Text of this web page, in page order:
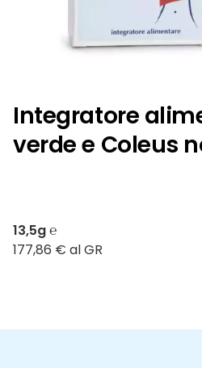
Integratore
verde e Coleus
13,5g ℮
177,86 € al GR